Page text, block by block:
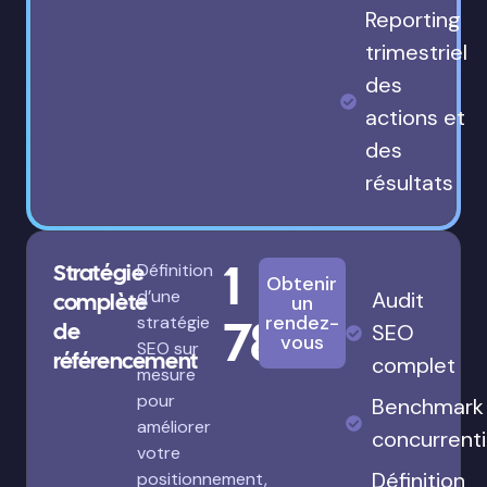
Reporting
trimestriel
des
actions et
des
résultats
Stratégie
complète
de
référencement
Définition
d’une
stratégie
SEO sur
mesure
pour
améliorer
votre
positionnement,
1
780€
Obtenir
un
rendez-
vous
Audit
SEO
complet
Benchmark
Définition